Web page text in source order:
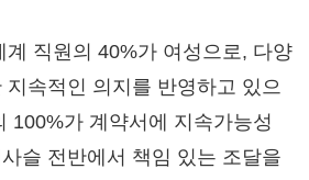
계 직원의 40%가 여성으로, 다양
지속적인 의지를 반영하고 있으
100%가 계약서에 지속가능성
슬 전반에서 책임 있는 조달을